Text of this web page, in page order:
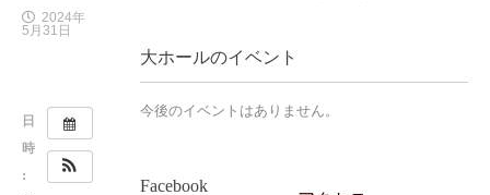
2024年
5月31日
日
時
:
大ホールのイベント
今後のイベントはありません。
Facebook